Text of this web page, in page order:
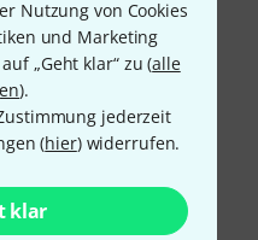
Nutzung von Cookies
und Marketing
„Geht klar“ zu (alle
).
jederzeit
(hier) widerrufen.
klar